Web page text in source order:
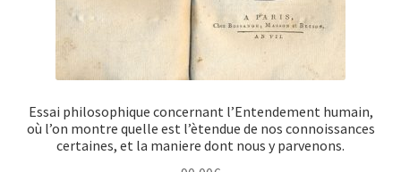
Essai philosophique concernant l’Entendement humain,
où l’on montre quelle est l’ètendue de nos connoissances
certaines, et la maniere dont nous y parvenons.